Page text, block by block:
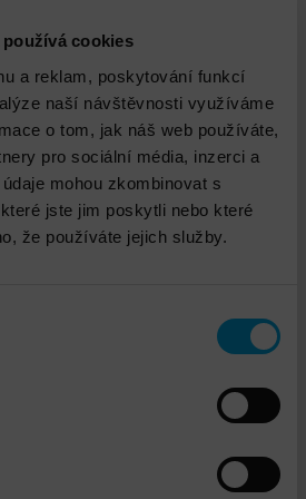
cookies
a reklam, poskytování funkcí
naší návštěvnosti využíváme
o tom, jak náš web používáte,
pro sociální média, inzerci a
mohou zkombinovat s
jste jim poskytli nebo které
že používáte jejich služby.
či postup přizpůsobit vašim
nevytváříme procesy nové, ale
daným TISAX požadavkům.
poskytnuté služby Zavedení
bezpečnosti TISAX patří
bezpečnost.
orgánem můžete sdílet
vašemu byznysu v rámci
rizika:
TISAX pomůže